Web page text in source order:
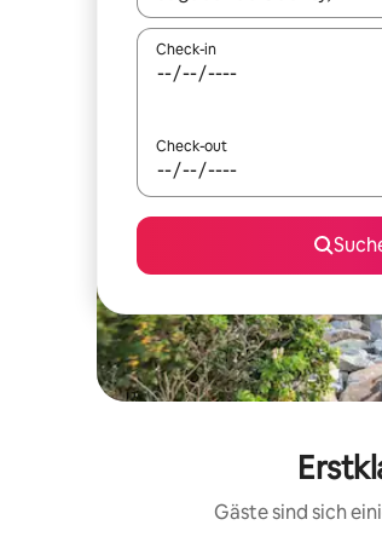
Check-in
Check-out
Gäste sind sich